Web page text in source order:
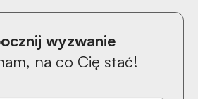
wyzwanie
na co Cię stać!